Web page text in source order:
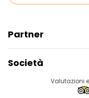
Partner
Accesso Del Fornitore
Programma Di
Società
DestinazioniValutazioni